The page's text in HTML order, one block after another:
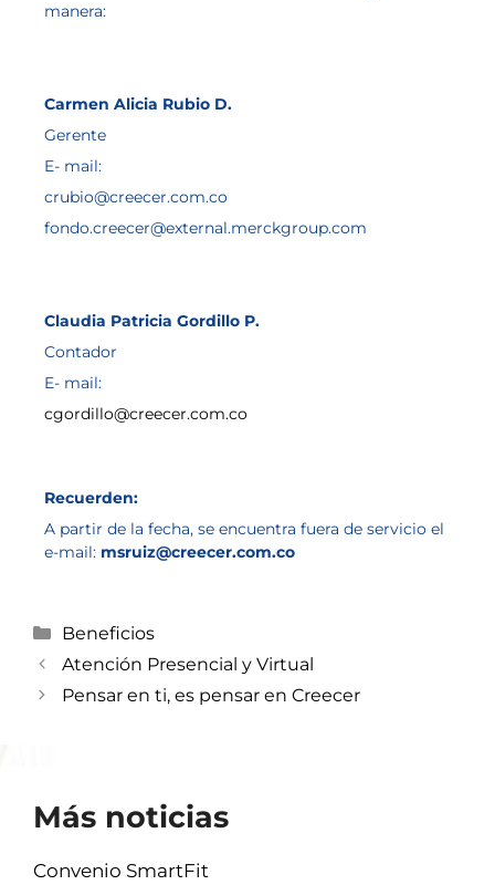
manera:
Carmen Alicia Rubio D.
Gerente
E- mail:
crubio@creecer.com.co
fondo.creecer@external.merckgroup.com
Claudia Patricia Gordillo P.
Contador
E- mail:
cgordillo@creecer.com.co
Recuerden:
A partir de la fecha, se encuentra fuera de servicio el
e-mail: msruiz@creecer.com.co
Beneficios
Atención Presencial y Virtual
Pensar en ti, es pensar en Creecer
Más noticias
Convenio SmartFit